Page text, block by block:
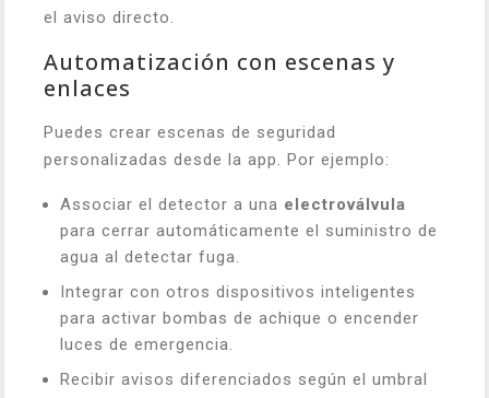
el aviso directo.
Automatización con escenas y
enlaces
Puedes crear escenas de seguridad
personalizadas desde la app. Por ejemplo:
Associar el detector a una electroválvula
para cerrar automáticamente el suministro de
agua al detectar fuga.
Integrar con otros dispositivos inteligentes
para activar bombas de achique o encender
luces de emergencia.
Recibir avisos diferenciados según el umbral